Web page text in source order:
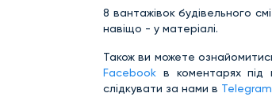
8 вантажівок будівельного
навіщо - у матеріалі.
Також ви можете
Facebook в коментарях під
слідкувати за нами в Telegram